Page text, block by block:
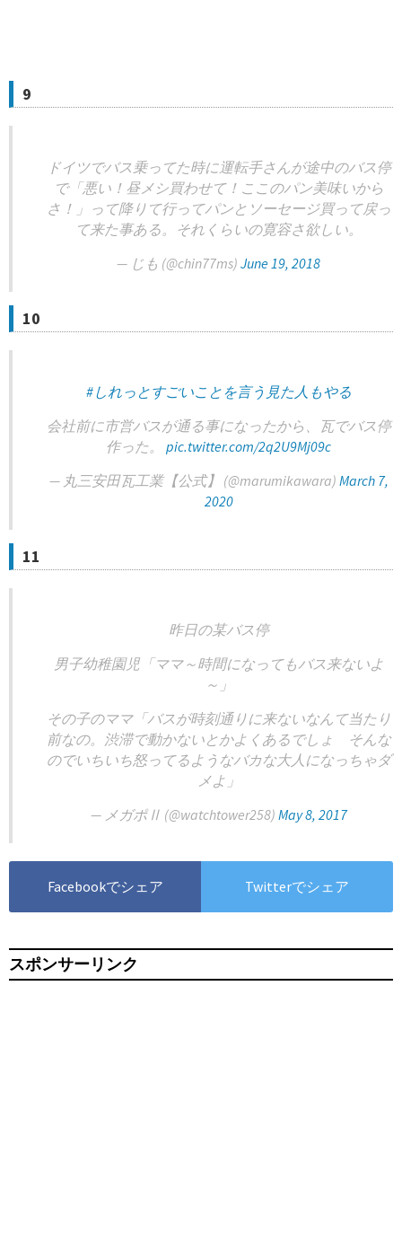
9
ドイツでバス乗ってた時に運転手さんが途中のバス停
で「悪い！昼メシ買わせて！ここのパン美味いから
さ！」って降りて行ってパンとソーセージ買って戻っ
て来た事ある。それくらいの寛容さ欲しい。
— じも (@chin77ms) June 19, 2018
10
#しれっとすごいことを言う見た人もやる
会社前に市営バスが通る事になったから、瓦でバス停
作った。 pic.twitter.com/2q2U9Mj09c
— 丸三安田瓦工業【公式】 (@marumikawara) March 7,
2020
11
昨日の某バス停
男子幼稚園児「ママ～時間になってもバス来ないよ
～」
その子のママ「バスが時刻通りに来ないなんて当たり
前なの。渋滞で動かないとかよくあるでしょ そんな
のでいちいち怒ってるようなバカな大人になっちゃダ
メよ」
— メガポⅡ (@watchtower258) May 8, 2017
Facebookでシェア Twitterでシェア
スポンサーリンク